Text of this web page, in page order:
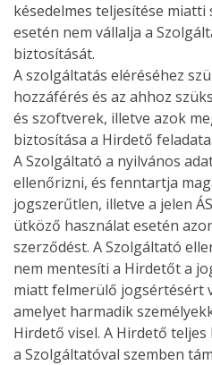
késedelmes teljesítése miatti
esetén nem vállalja a
biztosítását.
A szolgáltatás eléréséhez
hozzáférés és az ahhoz
és szoftverek, illetve azok
biztosítása a Hirdető feladata.
A Szolgáltató a nyilvános
ellenőrizni, és fenntartja
jogszerűtlen, illetve a jelen
ütköző használat esetén
szerződést. A Szolgáltató
nem mentesíti a Hirdetőt a
miatt felmerülő jogsértésért
amelyet harmadik
Hirdető visel. A Hirdető
a Szolgáltatóval szemben